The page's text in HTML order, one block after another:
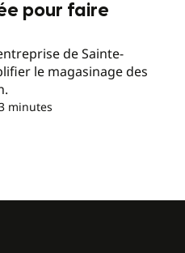
pour faire
de Sainte-
le magasinage des
minutes